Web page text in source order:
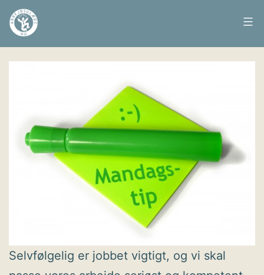
Fortsæt
Arbejdsglæde
Udgivet
Selvfølgelig er jobbet vigtigt, og vi skal